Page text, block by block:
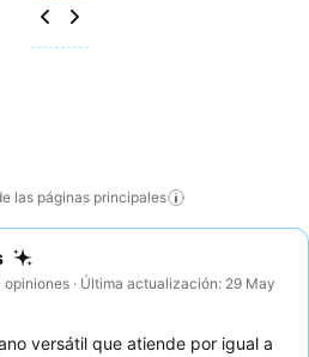
las páginas principales
· Última actualización: 29 May
versátil que atiende por igual a